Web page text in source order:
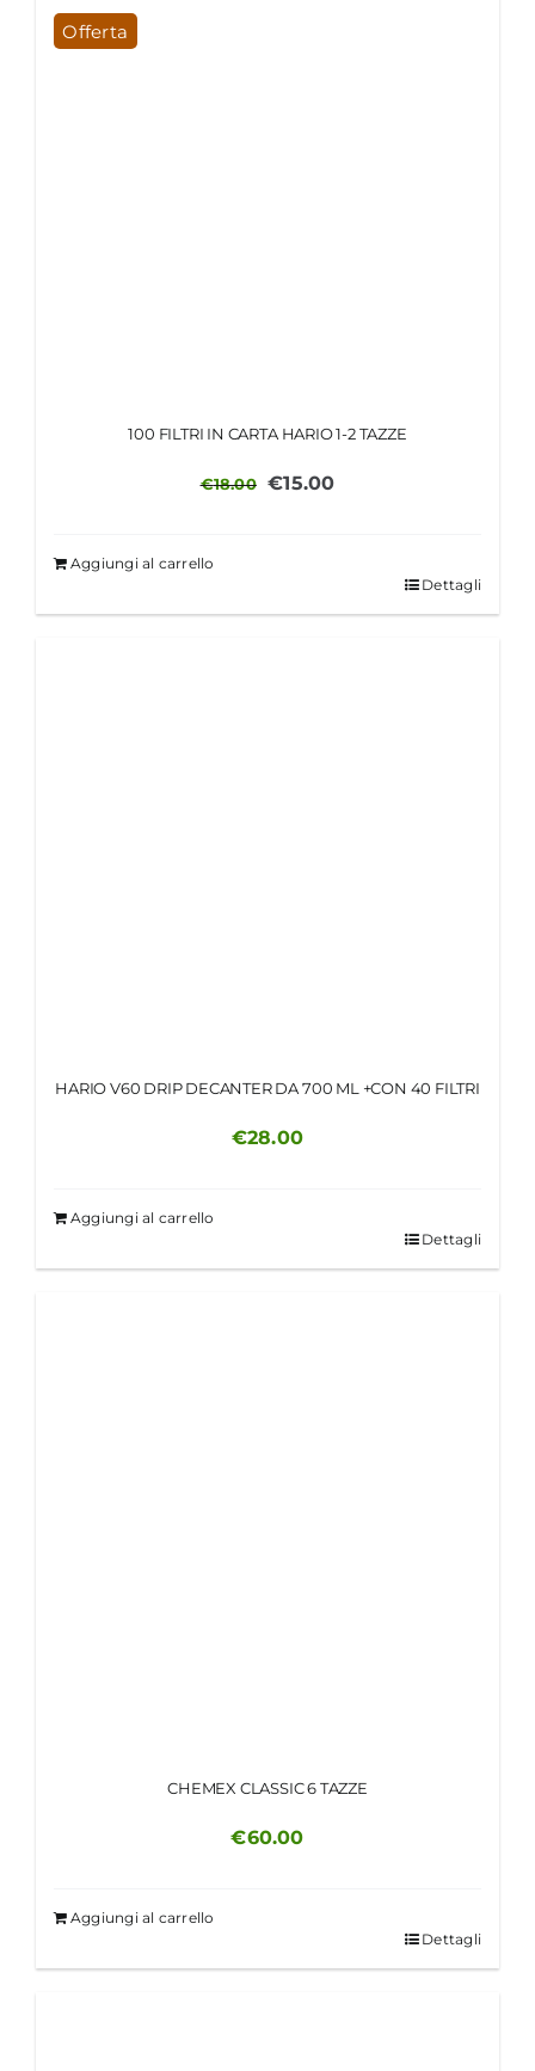
Offerta
100 FILTRI IN CARTA HARIO 1-2 TAZZE
€18.00 Il
€18.00.
€15.00Il
€15.00.
Aggiungi al carrello
Dettagli
HARIO V60 DRIP DECANTER DA 700 ML +CON 40 FILTRI
€28.00
Aggiungi al carrello
Dettagli
CHEMEX CLASSIC 6 TAZZE
€60.00
Aggiungi al carrello
Dettagli